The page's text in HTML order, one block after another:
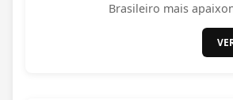
Brasileiro mais